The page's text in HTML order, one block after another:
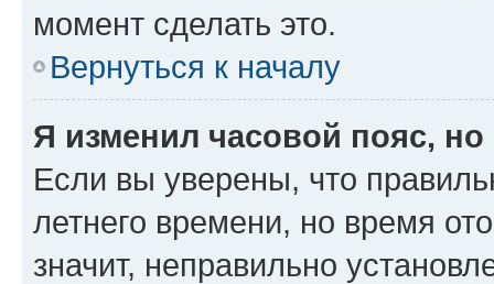
момент сделать это.
Вернуться к началу
Я изменил часовой пояс,
Если вы уверены, что
летнего времени, но время
значит, неправильно